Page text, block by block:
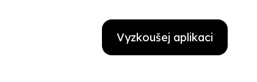
Vyzkoušej aplikaci